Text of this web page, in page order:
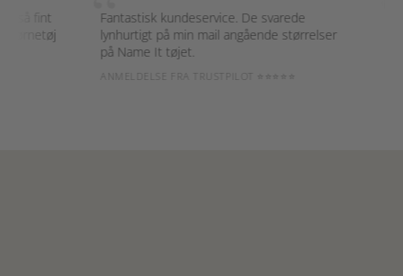
Fantastisk kundeservice. De svarede
lynhurtigt på min mail angående størrelser
på Name It tøjet.
ANMELDELSE FRA TRUSTPILOT ⭐⭐⭐⭐⭐